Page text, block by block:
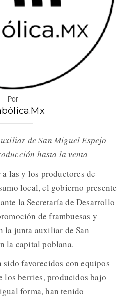
Por
de San Miguel Espejo
hasta la venta
las y los productores de
local, el gobierno presente
la Secretaría de Desarrollo
de frambuesas y
la junta auxiliar de San
la capital poblana.
sido favorecidos con equipos
los berries, producidos bajo
forma, han tenido